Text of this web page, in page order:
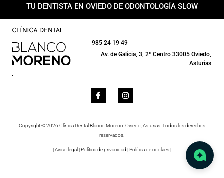
TU DENTISTA EN OVIEDO DE ODONTOLOGÍA SLOW
985 24 19 49
Av. de Galicia, 3, 2º Centro 33005 Oviedo,
Asturias
Copyright © 2026 Clínica Dental Blanco Moreno. Oviedo, Asturias. Todos los derechos
reservados.
|Aviso legal |Política de privacidad |Política de cookies|